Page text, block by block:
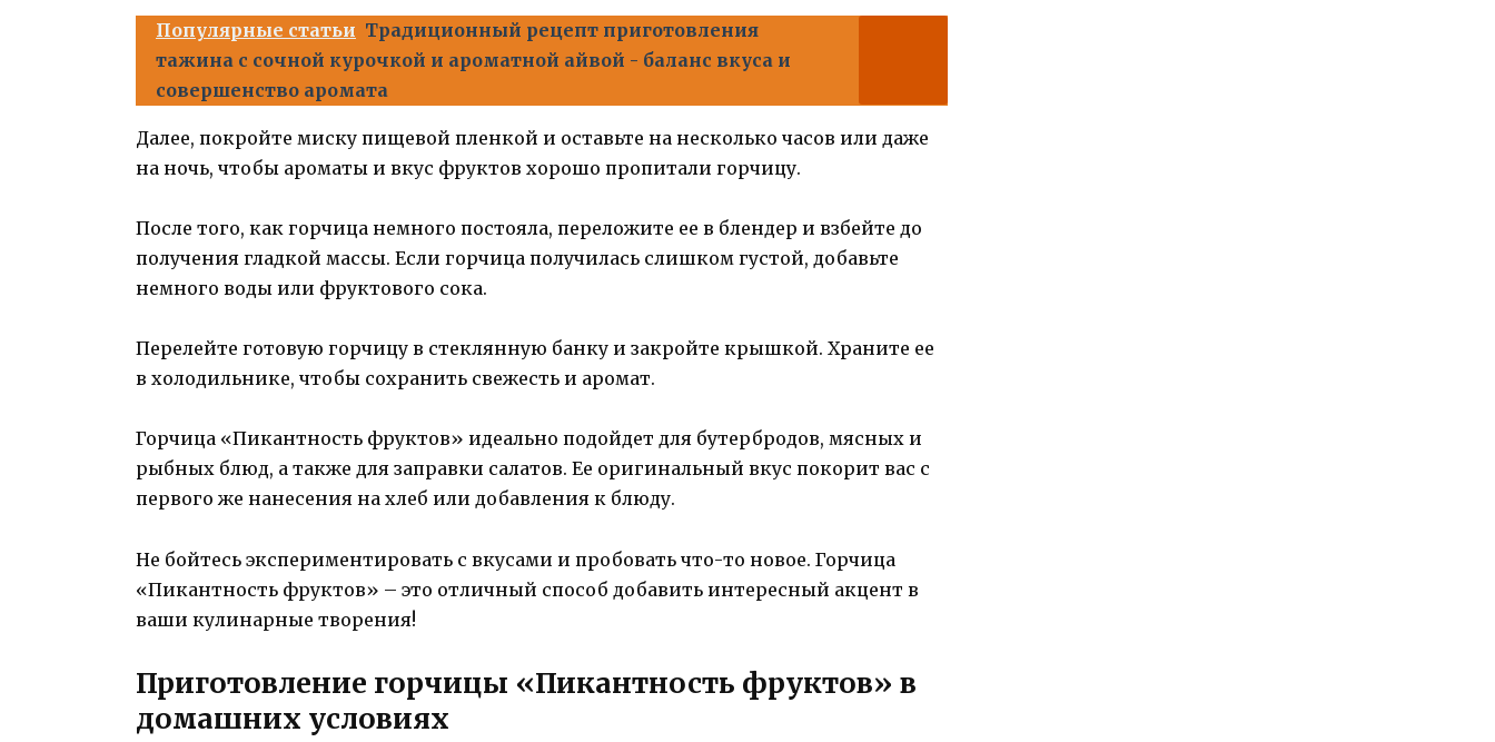
Популярные статьи Традиционный рецепт приготовления
тажина с сочной курочкой и ароматной айвой - баланс вкуса и
совершенство аромата
Далее, покройте миску пищевой пленкой и оставьте на несколько часов или даже
на ночь, чтобы ароматы и вкус фруктов хорошо пропитали горчицу.
После того, как горчица немного постояла, переложите ее в блендер и взбейте до
получения гладкой массы. Если горчица получилась слишком густой, добавьте
немного воды или фруктового сока.
Перелейте готовую горчицу в стеклянную банку и закройте крышкой. Храните ее
в холодильнике, чтобы сохранить свежесть и аромат.
Горчица «Пикантность фруктов» идеально подойдет для бутербродов, мясных и
рыбных блюд, а также для заправки салатов. Ее оригинальный вкус покорит вас с
первого же нанесения на хлеб или добавления к блюду.
Не бойтесь экспериментировать с вкусами и пробовать что-то новое. Горчица
«Пикантность фруктов» – это отличный способ добавить интересный акцент в
ваши кулинарные творения!
Приготовление горчицы «Пикантность фруктов» в
домашних условиях